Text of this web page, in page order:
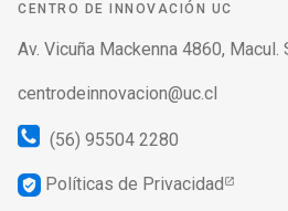
CENTRO DE INNOVACIÓN UC
Av. Vicuña Mackenna 4860, Macul.
centrodeinnovacion@uc.cl
(56) 95504 2280
verified_user Políticas de Privacidad